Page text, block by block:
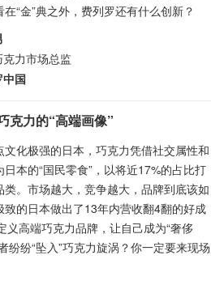
“金”典之外，费列罗还有什么创新？
力市场总监
中国
克力的“高端画像”
化极强的日本，巧克力凭借社交属性和
本的“国民零食”，以将近17%的占比打
类。市场越大，竞争越大，品牌到底该如
致的日本做出了13年内营收翻4翻的好成
义高端巧克力品牌，让自己成为“奢侈
纷纷“坠入”巧克力旋涡？你一定要来现场